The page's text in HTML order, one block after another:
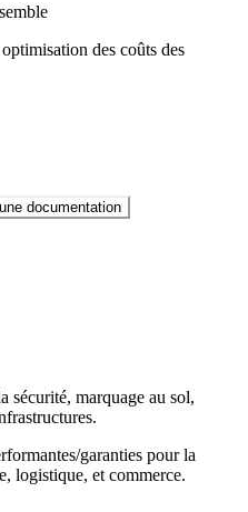
des coûts des
documentation
sécurité, marquage au sol,
garanties pour la
logistique, et commerce.